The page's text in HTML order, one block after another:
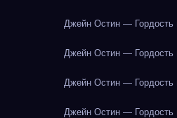
Джейн Остин — Гордость
Джейн Остин — Гордость
Джейн Остин — Гордость
Джейн Остин — Гордость